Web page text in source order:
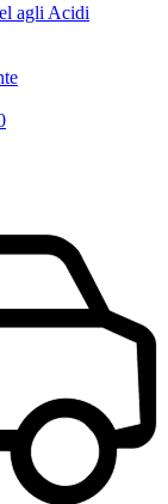
agli Acidi